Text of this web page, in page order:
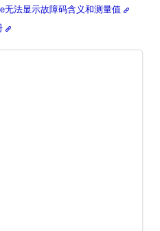
无法显示故障码含义和测量值